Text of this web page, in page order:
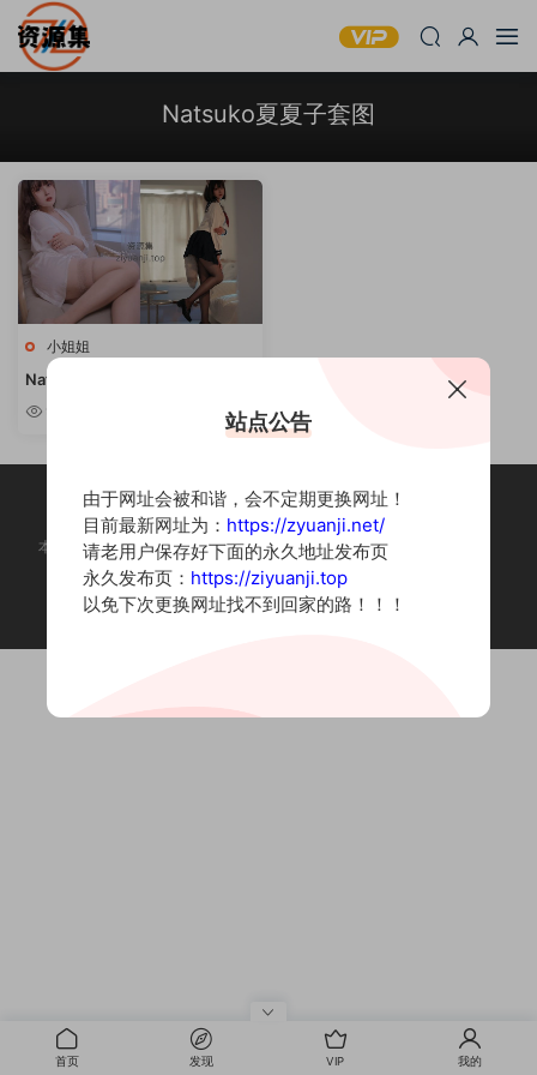
Natsuko夏夏子套图
小姐姐
Natsuko夏夏子 – 写真作品套图
合集 [持续更新]
本站为摄影写真图片网站，内容来自网络收集整理，仅作个人学习使用。
如有违法内容请联系删除
Copyright © 2022 资源集
首页 发现 VIP 我的
站点公告
由于网址会被和谐，会不定期更换网址！
目前最新网址为： https://zyuanji.net/
请老用户保存好下面的永久地址发布页
永久发布页： https://ziyuanji.top
以免下次更换网址找不到回家的路！！！